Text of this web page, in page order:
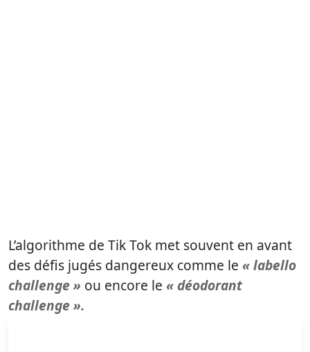
L’algorithme de Tik Tok met souvent en avant
des défis jugés dangereux comme le « labello
challenge » ou encore le « déodorant
challenge ».